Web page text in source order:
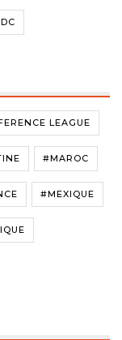
LEAGUE
#MAROC
#MEXIQUE